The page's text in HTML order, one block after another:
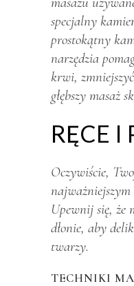
specjalny
prostokątny
narzędzia
krwi,
głębszy masaż
RĘCE I
Oczywiście,
Upewnij się, że
dłonie, aby
twarzy.
TECHNIKI